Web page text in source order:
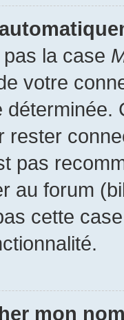
la case
votre
rester
pas
au forum
cette
mon